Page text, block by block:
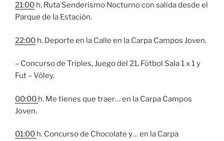
21:00 h. Ruta Senderismo Nocturno con salida desde el
Parque de la Estación.
22:00 h. Deporte en la Calle en la Carpa Campos Joven.
– Concurso de Triples, Juego del 21, Fútbol Sala 1 x 1 y
Fut – Vóley.
00:00 h. Me tienes que traer… en la Carpa Campos
Joven.
01:00 h. Concurso de Chocolate y… en la Carpa